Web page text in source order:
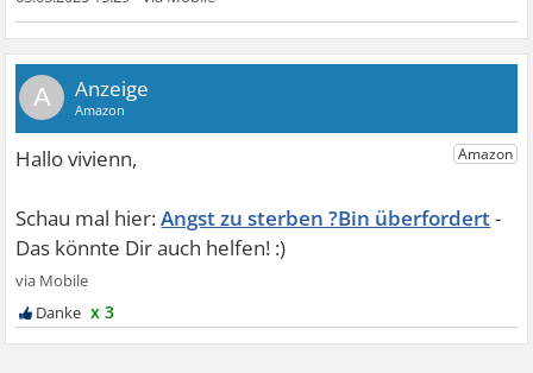
A
Angst zu sterben ?Bin überfordert
x 3